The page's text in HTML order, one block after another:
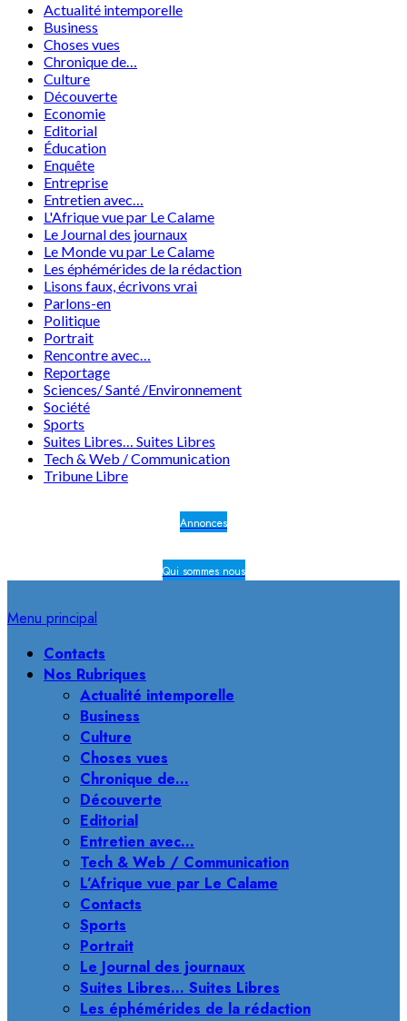
Actualité intemporelle
Business
Choses vues
Chronique de…
Culture
Découverte
Economie
Editorial
Éducation
Enquête
Entreprise
Entretien avec…
L'Afrique vue par Le Calame
Le Journal des journaux
Le Monde vu par Le Calame
Les éphémérides de la rédaction
Lisons faux, écrivons vrai
Parlons-en
Politique
Portrait
Rencontre avec…
Reportage
Sciences/ Santé /Environnement
Société
Sports
Suites Libres… Suites Libres
Tech & Web / Communication
Tribune Libre
Annonces
Qui sommes nous
Menu principal
Contacts
Nos Rubriques
Actualité intemporelle
Business
Culture
Choses vues
Chronique de…
Découverte
Editorial
Entretien avec…
Tech & Web / Communication
L’Afrique vue par Le Calame
Contacts
Sports
Portrait
Le Journal des journaux
Suites Libres… Suites Libres
Les éphémérides de la rédaction